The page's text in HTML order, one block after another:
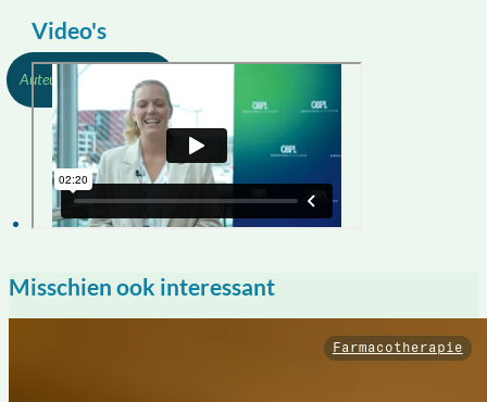
Redactie, OBPL
Video's
Misschien ook interessant
Farmacotherapie